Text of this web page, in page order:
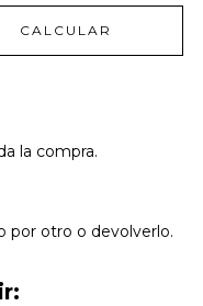
CALCULAR
la compra.
por otro o devolverlo.